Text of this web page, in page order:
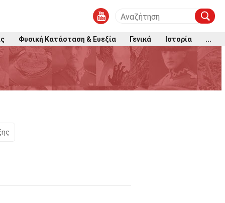
Φυσική Κατάσταση & Ευεξία Γενικά Ιστορία ...